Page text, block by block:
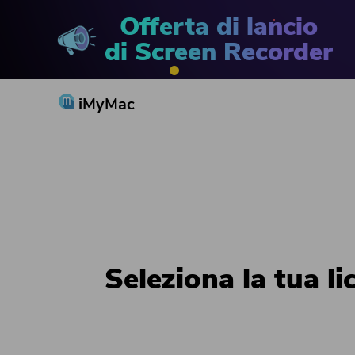
Offerta di lancio
di Screen Recorder
iMyMac
Seleziona la tua